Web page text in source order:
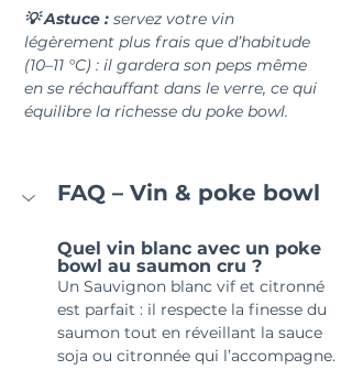
💡 Astuce : servez votre vin
légèrement plus frais que d’habitude
(10–11 °C) : il gardera son peps même
en se réchauffant dans le verre, ce qui
équilibre la richesse du poke bowl.
FAQ – Vin & poke bowl
Quel vin blanc avec un poke
bowl au saumon cru ?
Un Sauvignon blanc vif et citronné
est parfait : il respecte la finesse du
saumon tout en réveillant la sauce
soja ou citronnée qui l’accompagne.